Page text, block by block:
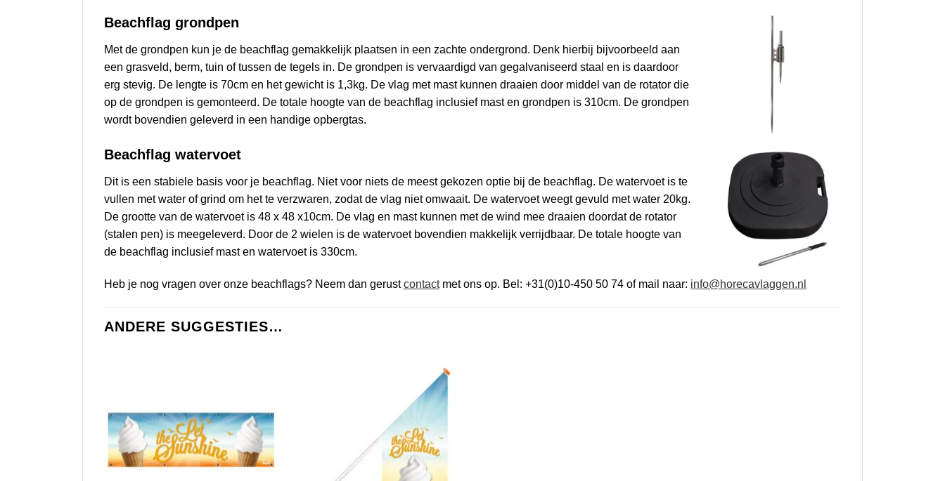
Beachflag grondpen
Met de grondpen kun je de beachflag gemakkelijk plaatsen in een zachte ondergrond. Denk hierbij bijvoorbeeld aan
een grasveld, berm, tuin of tussen de tegels in. De grondpen is vervaardigd van gegalvaniseerd staal en is daardoor
erg stevig. De lengte is 70cm en het gewicht is 1,3kg. De vlag met mast kunnen draaien door middel van de rotator die
op de grondpen is gemonteerd. De totale hoogte van de beachflag inclusief mast en grondpen is 310cm. De grondpen
wordt bovendien geleverd in een handige opbergtas.
Beachflag watervoet
Dit is een stabiele basis voor je beachflag. Niet voor niets de meest gekozen optie bij de beachflag. De watervoet is te
vullen met water of grind om het te verzwaren, zodat de vlag niet omwaait. De watervoet weegt gevuld met water 20kg.
De grootte van de watervoet is 48 x 48 x10cm. De vlag en mast kunnen met de wind mee draaien doordat de rotator
(stalen pen) is meegeleverd. Door de 2 wielen is de watervoet bovendien makkelijk verrijdbaar. De totale hoogte van
de beachflag inclusief mast en watervoet is 330cm.
Heb je nog vragen over onze beachflags? Neem dan gerustcontactmet ons op. Bel: +31(0)10-450 50 74 of mail naar: info@horecavlaggen.nl
ANDERE SUGGESTIES…